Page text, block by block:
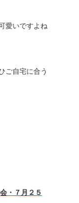
愛いですよね
ご自宅に合う
・７月２５